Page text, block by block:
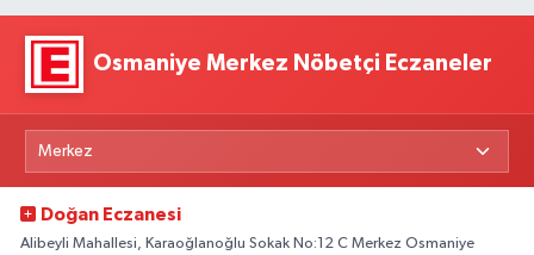
Osmaniye Merkez Nöbetçi Eczaneler
Doğan Eczanesi
Alibeyli Mahallesi, Karaoğlanoğlu Sokak No:12 C Merkez Osmaniye